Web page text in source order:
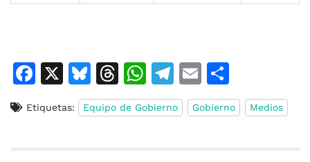
F
c
X
Bl
u
e
T
h
re
W
h
at
T
el
e
E
m
ai
o
m
Etiquetas: Equipo de Gobierno Gobierno Medios